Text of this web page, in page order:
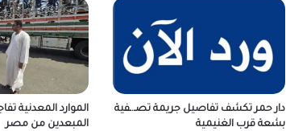
دار حمر تكشف تفاصيل جريمة تصـ.ـفية
بشعة قرب الغنيمية
الموارد المعدنية
المبعدين من مصر